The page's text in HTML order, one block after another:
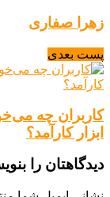
زهرا صفاری
پست بعدی
کاربران چه
ابزار کارآمد؟
دیدگاهتان را